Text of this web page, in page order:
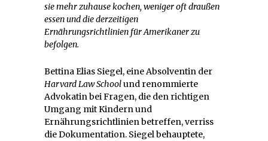
sie mehr zuhause kochen, weniger oft draußen
essen und die derzeitigen
Ernährungsrichtlinien für Amerikaner zu
befolgen.
Bettina Elias Siegel, eine Absolventin der
Harvard Law Schoolund renommierte
Advokatin bei Fragen, die den richtigen
Umgang mit Kindern und
Ernährungsrichtlinien betreffen, verriss
die Dokumentation. Siegel behauptete,